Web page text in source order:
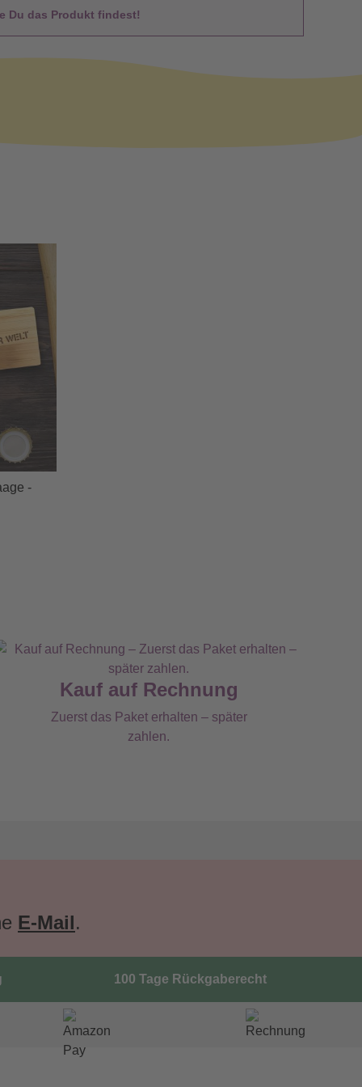
Du das Produkt findest!
-
Kauf auf Rechnung
Zuerst das Paket erhalten – später
zahlen.
E-Mail.
100 Tage Rückgaberecht